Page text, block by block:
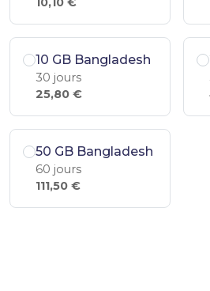
10 GB Bangladesh
30 jours
25,80 €
50 GB Bangladesh
60 jours
111,50 €